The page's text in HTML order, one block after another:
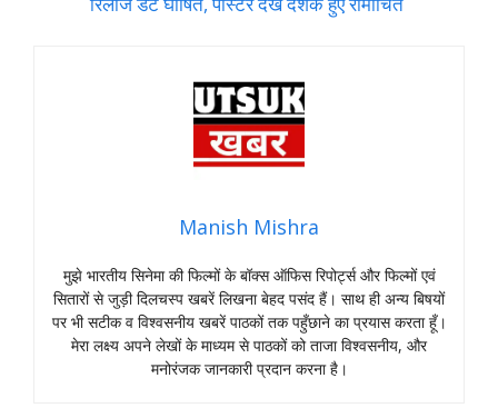
Manish Mishra
मुझे भारतीय सिनेमा की फिल्मों के बॉक्स ऑफिस रिपोर्ट्स और फिल्मों एवं
सितारों से जुड़ी दिलचस्प खबरें लिखना बेहद पसंद हैं। साथ ही अन्य बिषयों
पर भी सटीक व विश्वसनीय खबरें पाठकों तक पहुँछाने का प्रयास करता हूँ।
मेरा लक्ष्य अपने लेखों के माध्यम से पाठकों को ताजा विश्वसनीय, और
मनोरंजक जानकारी प्रदान करना है।